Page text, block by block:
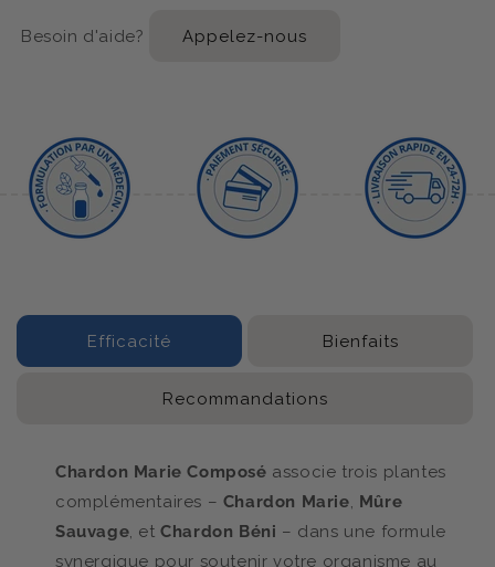
COMPOSÉ
COMPOSÉ
Besoin d'aide? Appelez-nous
Efficacité Bienfaits
Recommandations
Chardon Marie Composé associe trois plantes
complémentaires – Chardon Marie, Mûre
Sauvage, etChardon Béni – dans une formule
synergique pour soutenir votre organisme au